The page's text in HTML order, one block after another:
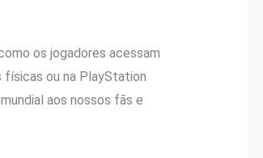
os jogadores acessam
ou na PlayStation
aos nossos fãs e